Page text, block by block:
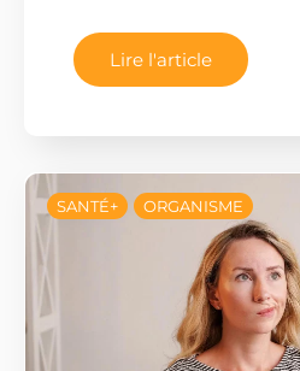
Lire l'article
SANTÉ+ ORGANISME